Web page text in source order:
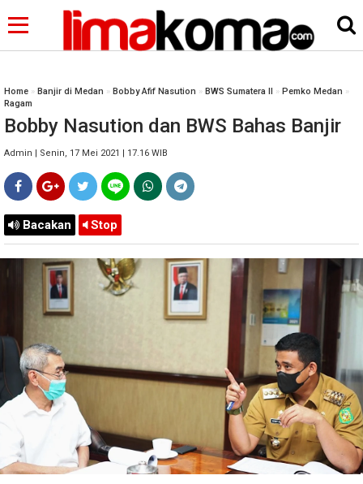
Home » Banjir di Medan » Bobby Afif Nasution » BWS Sumatera II » Pemko Medan »
Ragam
Bobby Nasution dan BWS Bahas Banjir
Admin | Senin, 17 Mei 2021 | 17.16 WIB
Bacakan Stop